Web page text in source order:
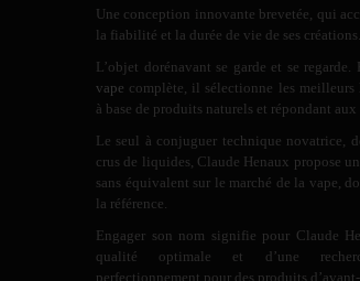
Une conception innovante brevetée, qui
la fiabilité et la durée de vie de ses créations.
L’objet dorénavant se garde et se
vape complète, il sélectionne les meilleurs
à base de produits naturels et répondant aux
Le seul à conjuguer technique novatrice,
crus de liquides, Claude Henaux propose
sans équivalent sur le marché de la vape,
la référence.
Engager son nom signifie pour Claude
qualité optimale et d’une
perfectionnement pour des produits d’avant-